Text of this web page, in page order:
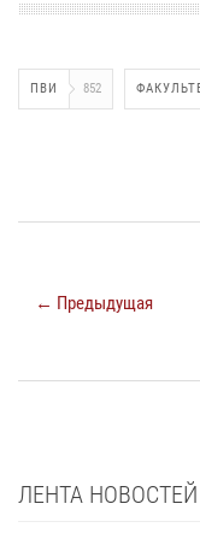
ПВИ 852
← Предыдущая
ЛЕНТА НОВОСТЕЙ